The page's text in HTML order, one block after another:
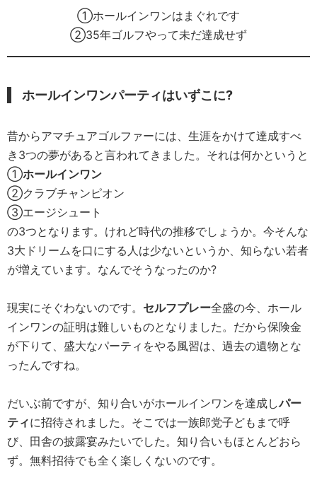
①ホールインワンはまぐれです
②35年ゴルフやって未だ達成せず
ホールインワンパーティはいずこに?
昔からアマチュアゴルファーには、生涯をかけて達成すべ
き3つの夢があると言われてきました。それは何かというと
①ホールインワン
②クラブチャンピオン
③エージシュート
の3つとなります。けれど時代の推移でしょうか。今そんな
3大ドリームを口にする人は少ないというか、知らない若者
が増えています。なんでそうなったのか?
現実にそぐわないのです。 セルフプレー全盛の今、ホール
インワンの証明は難しいものとなりました。だから保険金
が下りて、盛大なパーティをやる風習は、過去の遺物とな
ったんですね。
だいぶ前ですが、知り合いがホールインワンを達成しパー
ティに招待されました。そこでは一族郎党子どもまで呼
び、田舎の披露宴みたいでした。知り合いもほとんどおら
ず。無料招待でも全く楽しくないのです。